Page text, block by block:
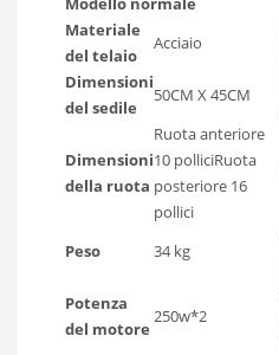
Materiale
del telaio
Acciaio
Dimensioni
del sedile
50CM X 45CM
Dimensioni
della ruota
Ruota anteriore
10 polliciRuota
posteriore 16
pollici
Peso 34 kg
Potenza
del motore
250w*2